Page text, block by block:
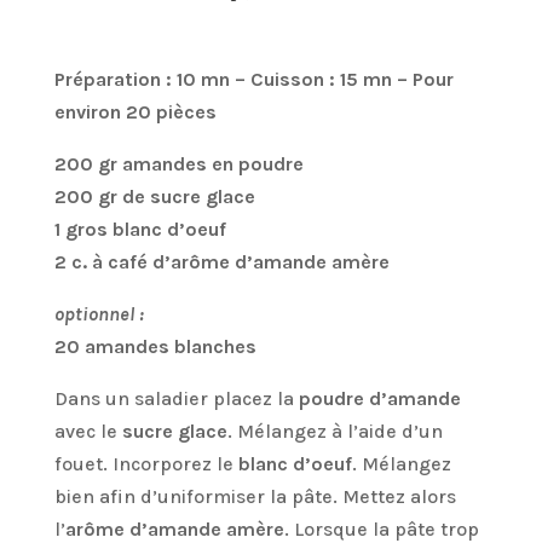
Préparation : 10 mn – Cuisson : 15 mn – Pour
environ 20 pièces
200 gr amandes en poudre
200 gr de sucre glace
1 gros blanc d’oeuf
2 c. à café d’arôme d’amande amère
optionnel :
20 amandes blanches
Dans un saladier placez la poudre d’amande
avec le sucre glace. Mélangez à l’aide d’un
fouet. Incorporez le blanc d’oeuf. Mélangez
bien afin d’uniformiser la pâte. Mettez alors
l’arôme d’amande amère. Lorsque la pâte trop